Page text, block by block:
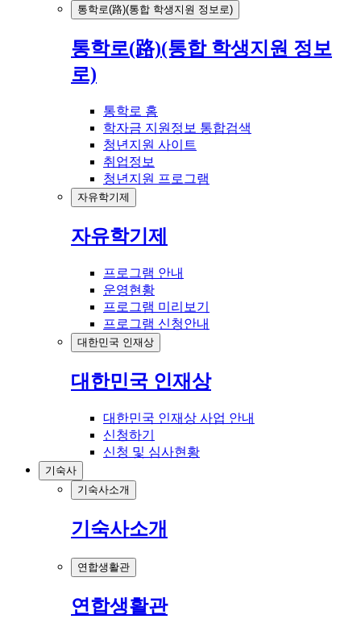
통학로(路)(통합 학생지원 정보로)
통학로(路)(통합 학생지원 정보
로)
통학로 홈
학자금 지원정보 통합검색
청년지원 사이트
취업정보
청년지원 프로그램
자유학기제
자유학기제
프로그램 안내
운영현황
프로그램 미리보기
프로그램 신청안내
대한민국 인재상
대한민국 인재상
대한민국 인재상 사업 안내
신청하기
신청 및 심사현황
기숙사
기숙사소개
기숙사소개
연합생활관
연합생활관